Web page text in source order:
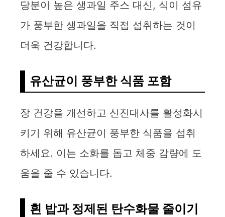
당분이 높은 생과일 주스 대신, 식이 섬유
가 풍부한 생과일을 직접 섭취하는 것이
더욱 건강합니다.
유산균이 풍부한 식품 포함
장 건강을 개선하고 신진대사를 활성화시
키기 위해 유산균이 풍부한 식품을 섭취
하세요. 이는 소화를 돕고 체중 감량에 도
움을 줄 수 있습니다.
흰 밥과 정제된 탄수화물 줄이기